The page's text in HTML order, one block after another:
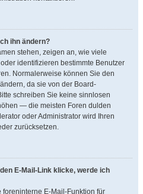
ihn ändern?
stehen, zeigen an, wie viele
identifizieren bestimmte Benutzer
Normalerweise können Sie den
da sie von der Board-
schreiben Sie keine sinnlosen
— die meisten Foren dulden
oder Administrator wird Ihren
zurücksetzen.
E-Mail-Link klicke, werde ich
foreninterne E-Mail-Funktion für